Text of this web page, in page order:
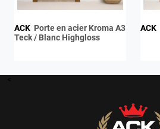
ACK
Teck / Blanc Highgloss
ACK